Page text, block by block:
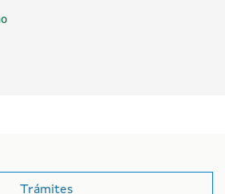
Trámites